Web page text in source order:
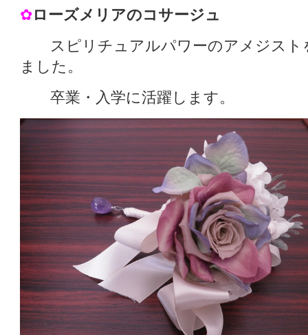
✿ローズメリアのコサージュ
スピリチュアルパワーのアメジスト
ました。
卒業・入学に活躍します。